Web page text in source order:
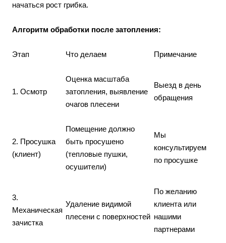
начаться рост грибка.
Алгоритм обработки после затопления:
Этап Что делаем Примечание
1. Осмотр
Оценка масштаба
затопления, выявление
очагов плесени
Выезд в день
обращения
2. Просушка
(клиент)
Помещение должно
быть просушено
(тепловые пушки,
осушители)
Мы
консультируем
по просушке
3.
Механическая
зачистка
Удаление видимой
плесени с поверхностей
По желанию
клиента или
нашими
партнерами